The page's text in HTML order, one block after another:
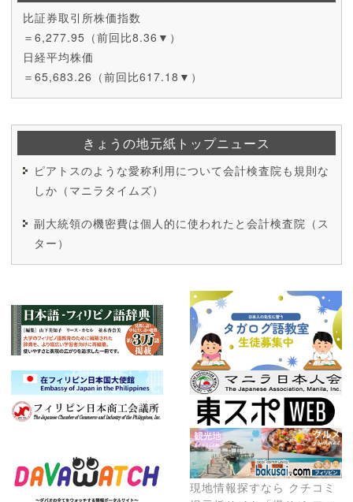
現地情報探すなら クチコミ
比証券取引所株価指数
＝6,277.95（前回比8.36▼）
日経平均株価
＝65,683.26（前回比617.18▼）
きょうの地元紙トップニュース
ピアトスのような愛称利用について会計検査院も規則な
しか（マニラタイムズ）
副大統領の機密費は個人的に使われたと会計検査院（ス
ター）